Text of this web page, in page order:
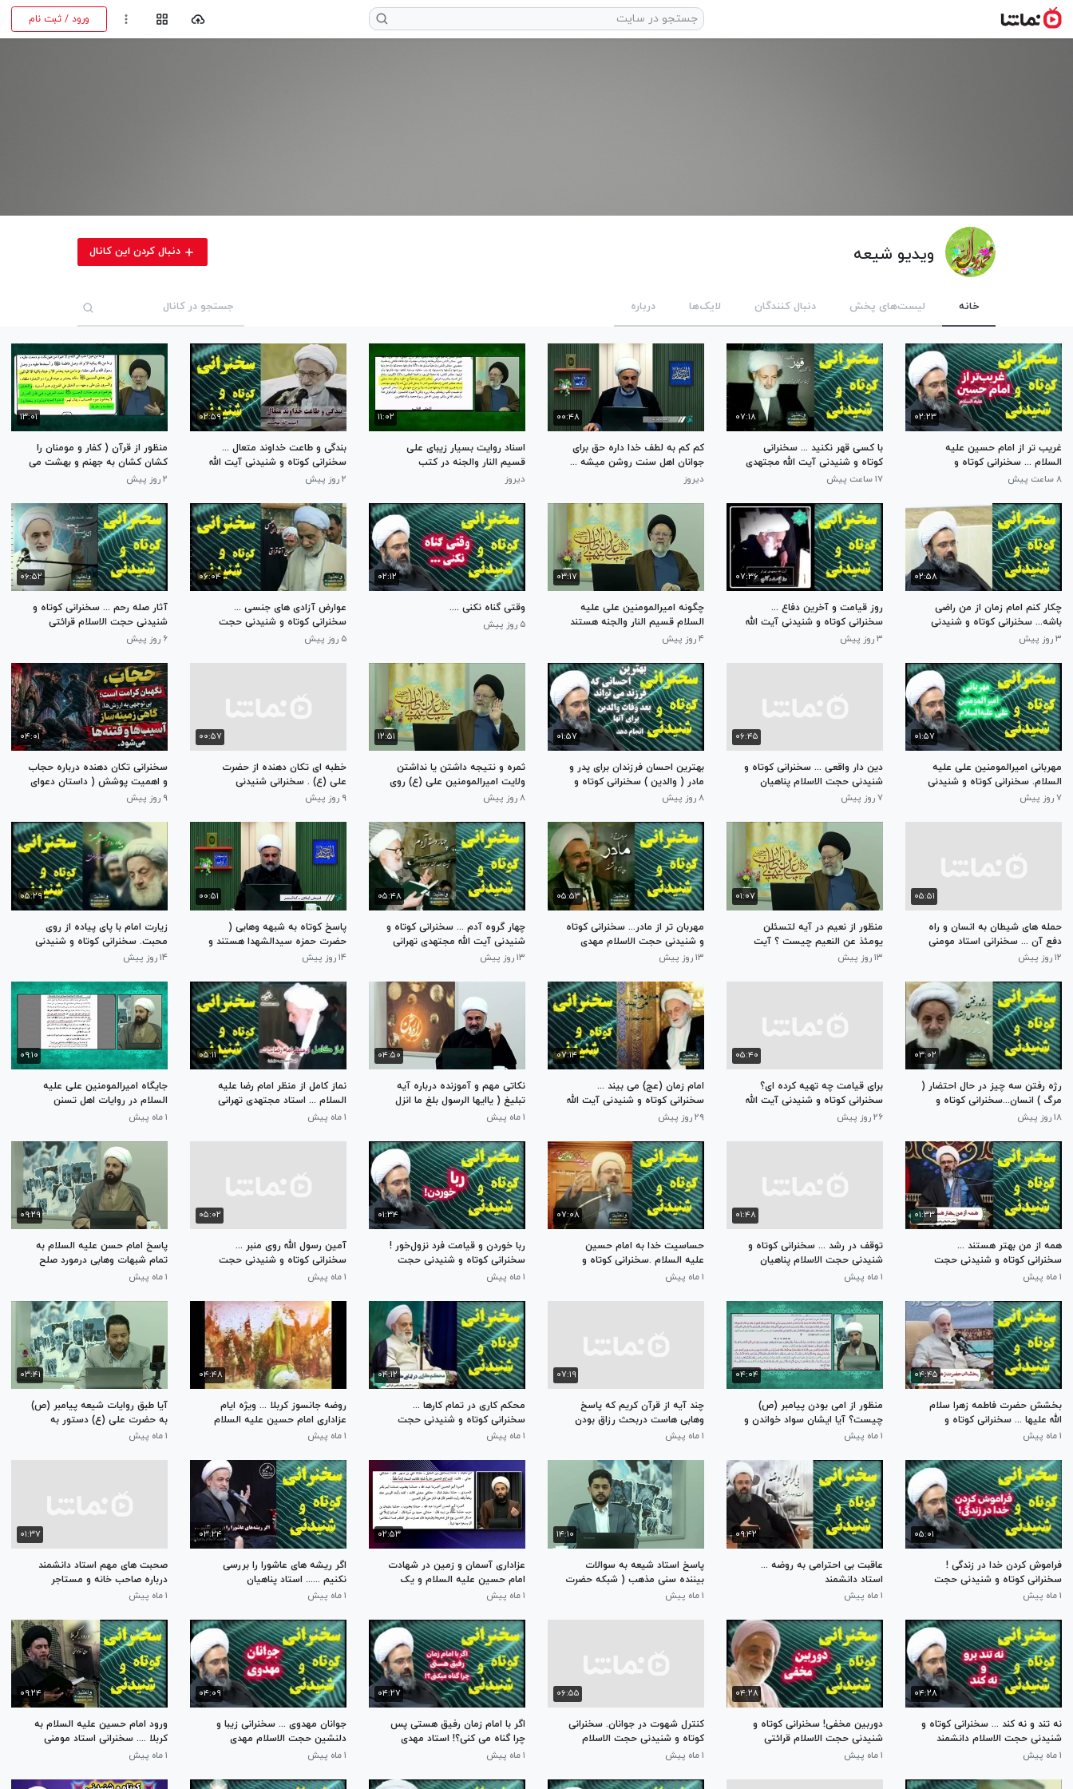
ورود / ثبت نام
ویدیو شیعه دنبال کردن این کانال
خانه لیست‌های پخش دنبال کنندگان لایک‌ها درباره
۰۲:۲۳
غریب تر از امام حسین علیه
السلام ... سخنرانی کوتاه و
شنیدنی حجت الاسلام مهدی
۸ ساعت پیش
۰۷:۱۸
با کسی قهر نکنید ... سخنرانی
کوتاه و شنیدنی آیت الله مجتهدی
تهرانی
۱۷ ساعت پیش
۰۰:۴۸
کم کم به لطف خدا داره حق برای
جوانان اهل سنت روشن میشه ...
دیروز
۱۱:۰۲
اسناد روایت بسیار زیبای علی
قسیم النار والجنه در کتب
شیعیان. استاد حسینی قزوینی
دیروز
۰۲:۵۹
بندگی و طاعت خداوند متعال ...
سخنرانی کوتاه و شنیدنی آیت الله
بهجت
۲ روز پیش
۱۳:۰۱
منظور از قرآن ( کفار و مومنان را
کشان کشان به جهنم و بهشت می
برند چیست؟ تفسیر استاد حسینی
۲ روز پیش
۰۲:۵۸
چکار کنم امام زمان از من راضی
باشه... سخنرانی کوتاه و شنیدنی
حجت الاسلام مهدی دانشمند
۳ روز پیش
۰۷:۳۶
روز قیامت و آخرین دفاع ...
سخنرانی کوتاه و شنیدنی آیت الله
مجتهدی تهرانی
۳ روز پیش
۰۳:۱۷
چگونه امیرالمومنین علی علیه
السلام قسیم النار والجنه هستند
؟ استاد حسینی قزوینی
۴ روز پیش
۰۲:۱۲
وقتی گناه نکنی ....
۵ روز پیش
۰۶:۰۴
عوارض آزادی های جنسی ...
سخنرانی کوتاه و شنیدنی حجت
الاسلام قرائتی
۵ روز پیش
۰۶:۵۲
آثار صله رحم ... سخنرانی کوتاه و
شنیدنی حجت الاسلام قرائتی
۶ روز پیش
۰۱:۵۷
مهربانی امیرالمومنین علی علیه
السلام. سخنرانی کوتاه و شنیدنی
حجت الاسلام دانشمند
۷ روز پیش
۰۶:۴۵
دین دار واقعی ... سخنرانی کوتاه و
شنیدنی حجت الاسلام پناهیان
۷ روز پیش
۰۱:۵۷
بهترین احسان فرزندان برای پدر و
مادر ( والدین ) سخنرانی کوتاه و
شنیدنی حجت الاسلام مهدی
۸ روز پیش
۱۲:۵۱
ثمره و نتیجه داشتن یا نداشتن
ولایت امیرالمومنین علی (ع) روی
پل صراط (آخرت) چیست ؟ استاد
۸ روز پیش
۰۰:۵۷
خطبه ای تکان دهنده از حضرت
علی (ع) . سخنرانی شنیدنی
مخصوص آپارات شورت، ایتا،۹ روز پیش
۰۴:۰۱
سخنرانی تکان دهنده درباره حجاب
و اهمیت پوشش ( داستان دعوای
پسران بخاطر دوستی با دختر )۹ روز پیش
۰۵:۵۱
حمله های شیطان به انسان و راه
دفع آن ... سخنرانی استاد مومنی
۱۲ روز پیش
۰۱:۰۷
منظور از نعیم در آیه لتسئلن
یومئذ عن النعیم چیست ؟ آیت
الله حسینی قزوینی ( شبکه حضرت
۱۳ روز پیش
۰۵:۵۳
مهربان تر از مادر... سخنرانی کوتاه
و شنیدنی حجت الاسلام مهدی
دانشمند
۱۳ روز پیش
۰۵:۴۸
چهار گروه آدم ... سخنرانی کوتاه و
شنیدنی آیت الله مجتهدی تهرانی
۱۳ روز پیش
۰۰:۵۱
پاسخ کوتاه به شبهه وهابی (
حضرت حمزه سیدالشهدا هستند و
نه امام حسین علیه السلام
۱۴ روز پیش
۰۵:۲۹
زیارت امام با پای پیاده از روی
محبت. سخنرانی کوتاه و شنیدنی
آیت الله مجتهدی تهرانی
۱۴ روز پیش
۰۳:۰۲
رژه رفتن سه چیز در حال احتضار (
مرگ ) انسان...سخنرانی کوتاه و
شنیدنی آیت الله مجتهدی تهرانی
۱۸ روز پیش
۰۵:۴۰
برای قیامت چه تهیه کرده ای؟
سخنرانی کوتاه و شنیدنی آیت الله
مجتهدی تهرانی
۲۶ روز پیش
۰۷:۱۴
امام زمان (عج) می بیند ...
سخنرانی کوتاه و شنیدنی آیت الله
بهجت
۲۹ روز پیش
۰۴:۵۰
نکاتی مهم و آموزنده درباره آیه
تبلیغ ( یاایها الرسول بلغ ما انزل
...مائده آیه 67۱ ماه پیش
۰۵:۱۱
نماز کامل از منظر امام رضا علیه
السلام ... استاد مجتهدی تهرانی
۱ ماه پیش
۰۹:۱۰
جایگاه امیرالمومنین علی علیه
السلام در روایات اهل تسنن
۱ ماه پیش
۰۱:۳۳
همه از من بهتر هستند ...
سخنرانی کوتاه و شنیدنی حجت
الاسلام دانشمند۱ ماه پیش
۰۱:۴۸
توقف در رشد ... سخنرانی کوتاه و
شنیدنی حجت الاسلام پناهیان
۱ ماه پیش
۰۷:۰۸
حساسیت خدا به امام حسین
علیه السلام .سخنرانی کوتاه و
شنیدنی حجت الاسلام دانشمند۱ ماه پیش
۰۱:۳۴
ربا خوردن و قیامت فرد نزول‌خور !
سخنرانی کوتاه و شنیدنی حجت
الاسلام دانشمند۱ ماه پیش
۰۵:۰۲
آمین رسول الله روی منبر ...
سخنرانی کوتاه و شنیدنی حجت
الاسلام دانشمند۱ ماه پیش
۰۹:۲۹
پاسخ امام حسن علیه السلام به
تمام شبهات وهابی درمورد صلح
اجباری خودشان با معاویه۱ ماه پیش
۰۴:۴۵
بخشش حضرت فاطمه زهرا سلام
الله علیها ... سخنرانی کوتاه و
شنیدنی حجت الاسلام قرائتی۱ ماه پیش
۰۴:۰۴
منظور از امی بودن پیامبر (ص)
چیست؟ آیا ایشان سواد خواندن و
نوشتن نداشتند؟۱ ماه پیش
۰۷:۱۹
چند آیه از قرآن کریم که پاسخ
وهابی هاست دربحث رزاق بودن
ائمه اهلبیت علیهم السلام۱ ماه پیش
۰۴:۱۲
محکم کاری در تمام کارها ...
سخنرانی کوتاه و شنیدنی حجت
الاسلام قرائتی۱ ماه پیش
۰۴:۴۸
روضه جانسوز کربلا ... ویژه ایام
عزاداری امام حسین علیه السلام
... استاد مومنی۱ ماه پیش
۰۳:۴۱
آیا طبق روایات شیعه پیامبر (ص)
به حضرت علی (ع) دستور به
تخریب قبور را داده بودند؟! پاسخ۱ ماه پیش
۰۵:۰۱
فراموش کردن خدا در زندگی !
سخنرانی کوتاه و شنیدنی حجت
الاسلام دانشمند۱ ماه پیش
۰۹:۴۲
عاقبت بی احترامی به روضه ...
استاد دانشمند
۱ ماه پیش
۱۴:۱۰
پاسخ استاد شیعه به سوالات
بیننده سنی مذهب ( شبکه حضرت
ولی عصر عج ) پرسمان اعتقادی۱ ماه پیش
۰۲:۵۳
عزاداری آسمان و زمین در شهادت
امام حسین علیه السلام و یک
سوال مهم از علمای اهل تسنن۱ ماه پیش
۰۳:۲۴
اگر ریشه های عاشورا را بررسی
نکنیم ...... استاد پناهیان
۱ ماه پیش
۰۱:۳۷
صحبت های مهم استاد دانشمند
درباره صاحب خانه و مستاجر
۱ ماه پیش
۰۴:۲۸
نه تند و نه کند ... سخنرانی کوتاه و
شنیدنی حجت الاسلام دانشمند
۱ ماه پیش
۰۴:۲۸
دوربین مخفی! سخنرانی کوتاه و
شنیدنی حجت الاسلام قرائتی
۱ ماه پیش
۰۶:۵۵
کنترل شهوت در جوانان. سخنرانی
کوتاه و شنیدنی حجت الاسلام
مومنی۱ ماه پیش
۰۴:۲۷
اگر با امام زمان رفیق هستی پس
چرا گناه می کنی؟! استاد مهدی
دانشمند۱ ماه پیش
۰۴:۰۹
جوانان مهدوی ... سخنرانی زیبا و
دلنشین حجت الاسلام مهدی
دانشمند۱ ماه پیش
۰۹:۲۴
ورود امام حسین علیه السلام به
کربلا .... سخنرانی استاد مومنی
۱ ماه پیش